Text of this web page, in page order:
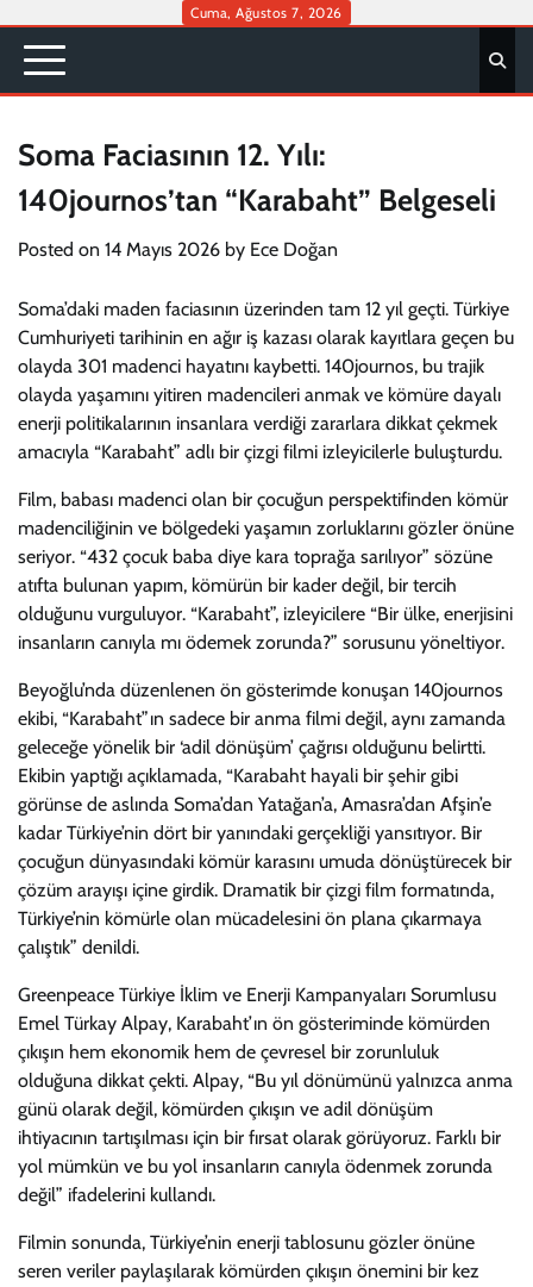
content
Cuma, Ağustos 7, 2026
Soma Faciasının 12. Yılı:
140journos’tan “Karabaht” Belgeseli
Posted on 14 Mayıs 2026 by Ece Doğan
Soma’daki maden faciasının üzerinden tam 12 yıl geçti. Türkiye
Cumhuriyeti tarihinin en ağır iş kazası olarak kayıtlara geçen bu
olayda 301 madenci hayatını kaybetti. 140journos, bu trajik
olayda yaşamını yitiren madencileri anmak ve kömüre dayalı
enerji politikalarının insanlara verdiği zararlara dikkat çekmek
amacıyla “Karabaht” adlı bir çizgi filmi izleyicilerle buluşturdu.
Film, babası madenci olan bir çocuğun perspektifinden kömür
madenciliğinin ve bölgedeki yaşamın zorluklarını gözler önüne
seriyor. “432 çocuk baba diye kara toprağa sarılıyor” sözüne
atıfta bulunan yapım, kömürün bir kader değil, bir tercih
olduğunu vurguluyor. “Karabaht”, izleyicilere “Bir ülke, enerjisini
insanların canıyla mı ödemek zorunda?” sorusunu yöneltiyor.
Beyoğlu’nda düzenlenen ön gösterimde konuşan 140journos
ekibi, “Karabaht”ın sadece bir anma filmi değil, aynı zamanda
geleceğe yönelik bir ‘adil dönüşüm’ çağrısı olduğunu belirtti.
Ekibin yaptığı açıklamada, “Karabaht hayali bir şehir gibi
görünse de aslında Soma’dan Yatağan’a, Amasra’dan Afşin’e
kadar Türkiye’nin dört bir yanındaki gerçekliği yansıtıyor. Bir
çocuğun dünyasındaki kömür karasını umuda dönüştürecek bir
çözüm arayışı içine girdik. Dramatik bir çizgi film formatında,
Türkiye’nin kömürle olan mücadelesini ön plana çıkarmaya
çalıştık” denildi.
Greenpeace Türkiye İklim ve Enerji Kampanyaları Sorumlusu
Emel Türkay Alpay, Karabaht’ın ön gösteriminde kömürden
çıkışın hem ekonomik hem de çevresel bir zorunluluk
olduğuna dikkat çekti. Alpay, “Bu yıl dönümünü yalnızca anma
günü olarak değil, kömürden çıkışın ve adil dönüşüm
ihtiyacının tartışılması için bir fırsat olarak görüyoruz. Farklı bir
yol mümkün ve bu yol insanların canıyla ödenmek zorunda
değil” ifadelerini kullandı.
Filmin sonunda, Türkiye’nin enerji tablosunu gözler önüne
seren veriler paylaşılarak kömürden çıkışın önemini bir kez